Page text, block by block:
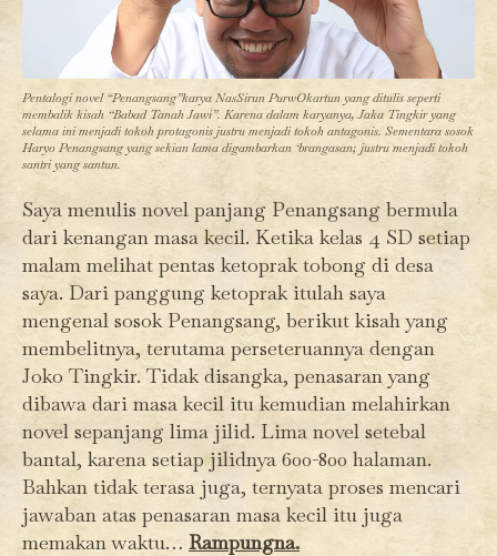
Pentalogi novel “Penangsang”karya NasSirun PurwOkartun yang ditulis seperti
membalik kisah “Babad Tanah Jawi”. Karena dalam karyanya, Jaka Tingkir yang
selama ini menjadi tokoh protagonis justru menjadi tokoh antagonis. Sementara sosok
Haryo Penangsang yang sekian lama digambarkan ‘brangasan; justru menjadi tokoh
santri yang santun.
Saya menulis novel panjang Penangsang bermula
dari kenangan masa kecil. Ketika kelas 4 SD setiap
malam melihat pentas ketoprak tobong di desa
saya. Dari panggung ketoprak itulah saya
mengenal sosok Penangsang, berikut kisah yang
membelitnya, terutama perseteruannya dengan
Joko Tingkir. Tidak disangka, penasaran yang
dibawa dari masa kecil itu kemudian melahirkan
novel sepanjang lima jilid. Lima novel setebal
bantal, karena setiap jilidnya 600-800 halaman.
Bahkan tidak terasa juga, ternyata proses mencari
jawaban atas penasaran masa kecil itu juga
memakan waktu… Rampungna.